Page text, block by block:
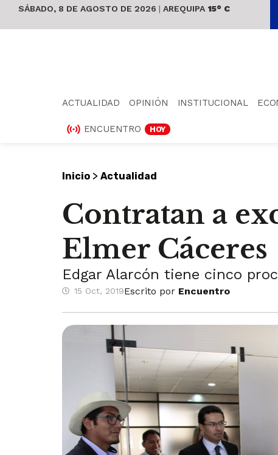
SÁBADO, 8 DE AGOSTO DE 2026 | AREQUIPA 15° C
ACTUALIDAD OPINIÓN INSTITUCIONAL
ENCUENTRO HOY
Inicio > Actualidad
Contratan a
Elmer Cáceres
Edgar Alarcón tiene cinco
15 Oct, 2019Escrito por Encuentro